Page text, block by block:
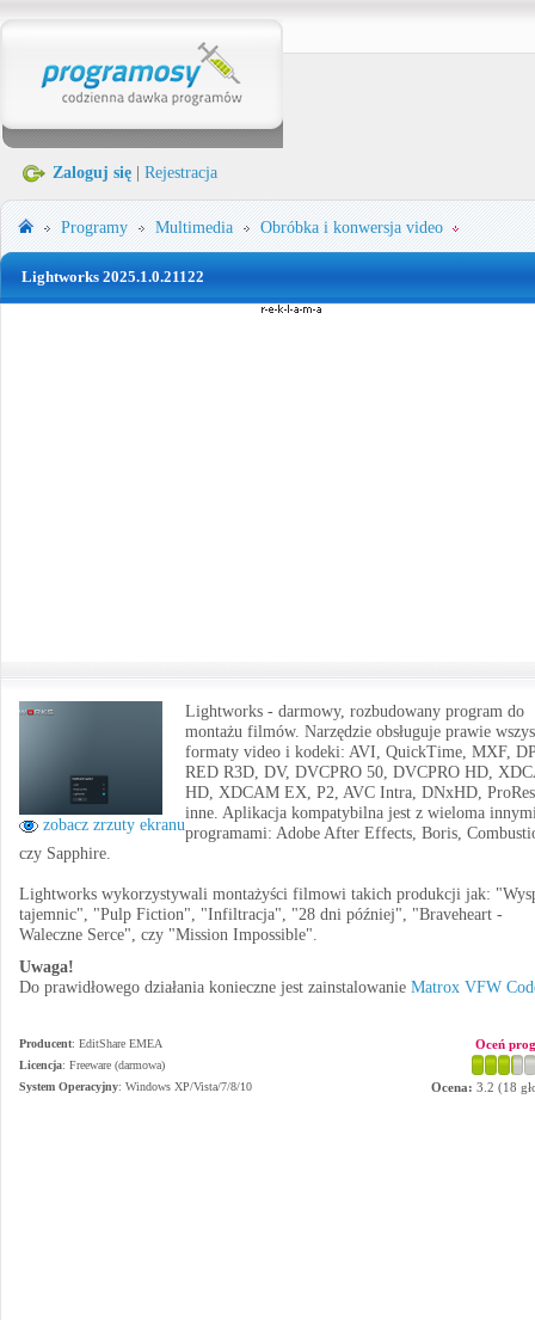
Zaloguj się Rejestracja
Programy Multimedia Obróbka i konwersja video
Lightworks 2025.1.0.21122
zobacz zrzuty ekranu
Lightworks - darmowy, rozbudowany program do
montażu filmów. Narzędzie obsługuje prawie
formaty video i kodeki: AVI, QuickTime, MXF,
RED R3D, DV, DVCPRO 50, DVCPRO HD,
HD, XDCAM EX, P2, AVC Intra, DNxHD,
inne. Aplikacja kompatybilna jest z wieloma
programami: Adobe After Effects, Boris,
czy Sapphire.
Lightworks wykorzystywali montażyści filmowi takich produkcji jak:
tajemnic", "Pulp Fiction", "Infiltracja", "28 dni później", "Braveheart -
Waleczne Serce", czy "Mission Impossible".
Uwaga!
Do prawidłowego działania konieczne jest zainstalowanie Matrox VFW
Producent: EditShare EMEA
Licencja: Freeware (darmowa)
System Operacyjny: Windows XP/Vista/7/8/10
Oceń
Ocena: 3.2 (18